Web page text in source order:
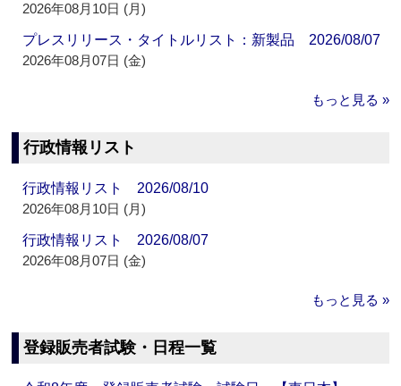
2026年08月10日 (月)
プレスリリース・タイトルリスト：新製品 2026/08/07
2026年08月07日 (金)
もっと見る »
行政情報リスト
行政情報リスト 2026/08/10
2026年08月10日 (月)
行政情報リスト 2026/08/07
2026年08月07日 (金)
もっと見る »
登録販売者試験・日程一覧